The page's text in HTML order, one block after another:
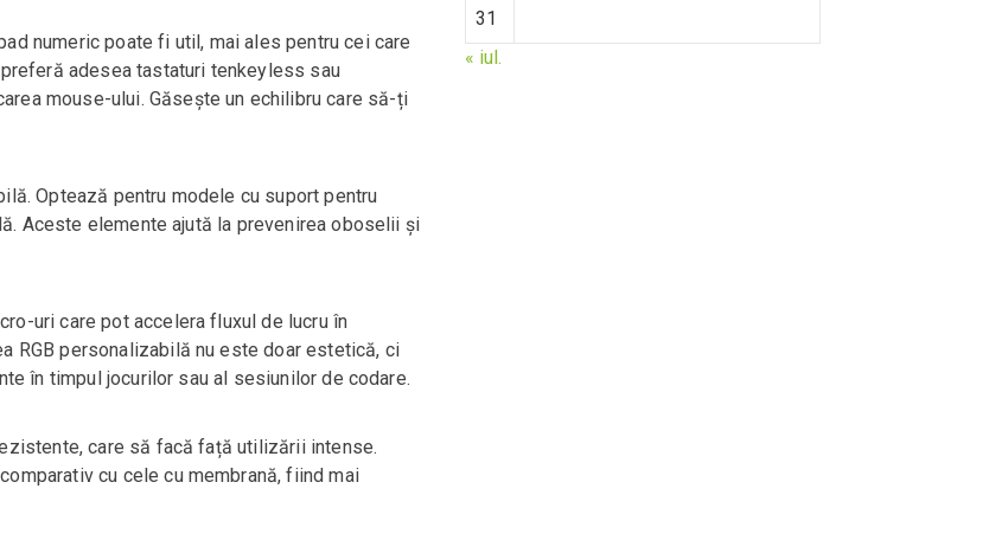
numeric poate fi util, mai ales pentru cei care
adesea tastaturi tenkeyless sau
mouse-ului. Găsește un echilibru care să-ți
Optează pentru modele cu suport pentru
Aceste elemente ajută la prevenirea oboselii și
uri care pot accelera fluxul de lucru în
RGB personalizabilă nu este doar estetică, ci
în timpul jocurilor sau al sesiunilor de codare.
care să facă față utilizării intense.
cu cele cu membrană, fiind mai
31
« iul.